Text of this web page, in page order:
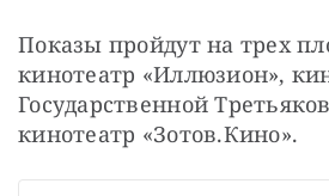
Показы пройдут на трех
кинотеатр «Иллюзион»,
Государственной
кинотеатр «Зотов.Кино».